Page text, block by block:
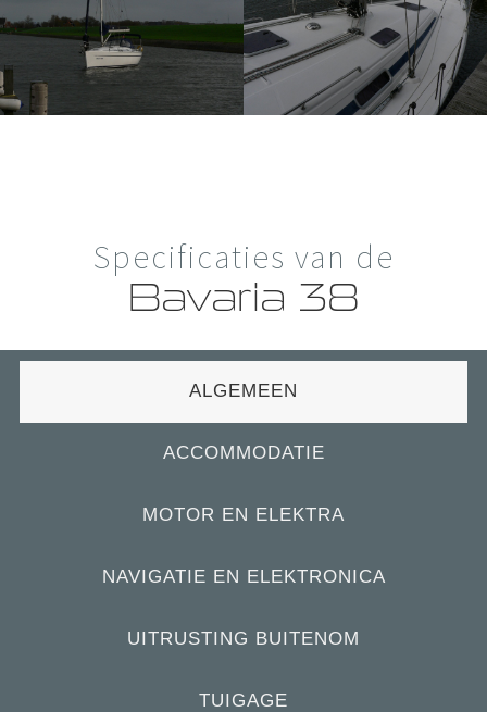
Specificaties van de
Bavaria 38
ALGEMEEN
ACCOMMODATIE
MOTOR EN ELEKTRA
NAVIGATIE EN ELEKTRONICA
UITRUSTING BUITENOM
TUIGAGE